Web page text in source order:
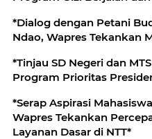
*Dialog dengan Petani
Ndao, Wapres Tekankan
*Tinjau SD Negeri dan
Program Prioritas
*Serap Aspirasi
Wapres Tekankan
Layanan Dasar di NTT*